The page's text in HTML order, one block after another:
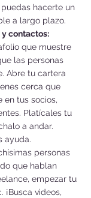
hacerte un
a largo plazo.
contactos:
que muestre
las personas
Abre tu cartera
cerca que
en tus socios,
Platícales tu
a andar.
ayuda.
personas
que hablan
empezar tu
¡Busca videos,